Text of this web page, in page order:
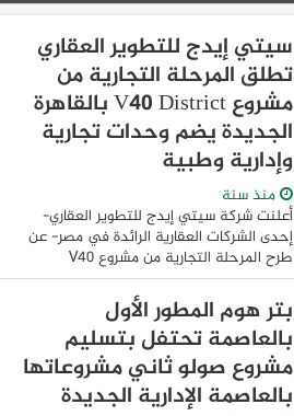
سيتي إيدج للتطوير العقاري
تطلق المرحلة التجارية من
مشروع V40 District بالقاهرة
الجديدة يضم وحدات تجارية
وإدارية وطبية
منذ سنة
أعلنت شركة سيتي إيدج للتطوير العقاري-
إحدى الشركات العقارية الرائدة في مصر- عن
طرح المرحلة التجارية من مشروع V40
District بالقاهرة الجديدة على مساحة 20
فدانًا بإجمالي استثمارات 17 مليار جنيه،
وتضم ...
بتر هوم المطور الأول
بالعاصمة تحتفل بتسليم
مشروع صولو ثاني مشروعاتها
بالعاصمة الإدارية الجديدة